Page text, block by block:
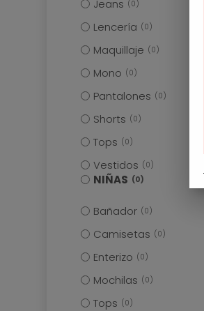
Jeans 0
Lencería 0
Maquillaje 0
Mono 0
Pantalones 0
Shorts 0
Tops 0
Vestidos 0
NIÑAS 0
Bañador 0
Camisetas 0
Enterizo 0
Mochilas 0
Tops 0